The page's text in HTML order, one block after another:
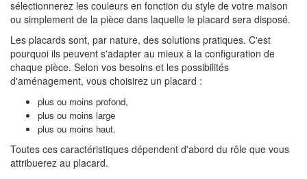
sélectionnerez les couleurs en fonction du style de votre maison
ou simplement de la pièce dans laquelle le placard sera disposé.
Les placards sont, par nature, des solutions pratiques. C'est
pourquoi ils peuvent s'adapter au mieux à la configuration de
chaque pièce. Selon vos besoins et les possibilités
d'aménagement, vous choisirez un placard :
plus ou moins profond,
plus ou moins large
plus ou moins haut.
Toutes ces caractéristiques dépendent d'abord du rôle que vous
attribuerez au placard.